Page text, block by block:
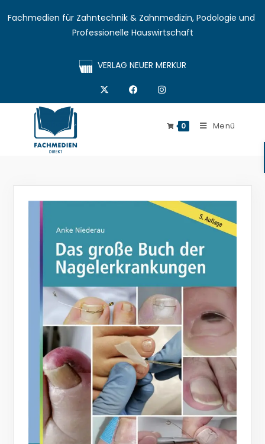
Fachmedien für Zahntechnik & Zahnmedizin, Podologie und
Professionelle Hauswirtschaft
VERLAG NEUER MERKUR
0 Menü